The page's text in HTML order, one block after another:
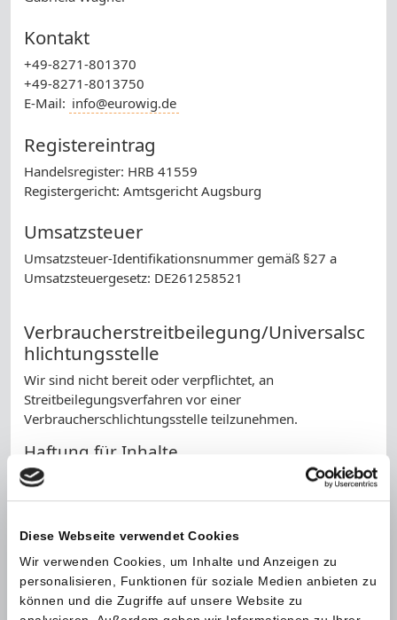
Diese Webseite verwendet Cookies
Wir verwenden Cookies, um Inhalte und Anzeigen zu
personalisieren, Funktionen für soziale Medien anbieten zu
können und die Zugriffe auf unsere Website zu
Kontakt
+49-8271-801370
+49-8271-8013750
E-Mail: info@eurowig.de
Registereintrag
Handelsregister: HRB 41559
Registergericht: Amtsgericht Augsburg
Umsatzsteuer
Umsatzsteuer-Identifikationsnummer gemäß §27 a
Umsatzsteuergesetz: DE261258521
Verbraucherstreitbeilegung/Universalsc
hlichtungsstelle
Wir sind nicht bereit oder verpflichtet, an
Streitbeilegungsverfahren vor einer
Verbraucherschlichtungsstelle teilzunehmen.
Haftung für Inhalte
Als Diensteanbieter sind wir gemäß § 7 Abs.1 TMG für
eigene Inhalte auf diesen Seiten nach den allgemeinen
als Diensteanbieter jedoch nicht verpflichtet,
übermittelte oder gespeicherte fremde Informationen zu
überwachen oder nach Umständen zu forschen, die auf
eine rechtswidrige Tätigkeit hinweisen.